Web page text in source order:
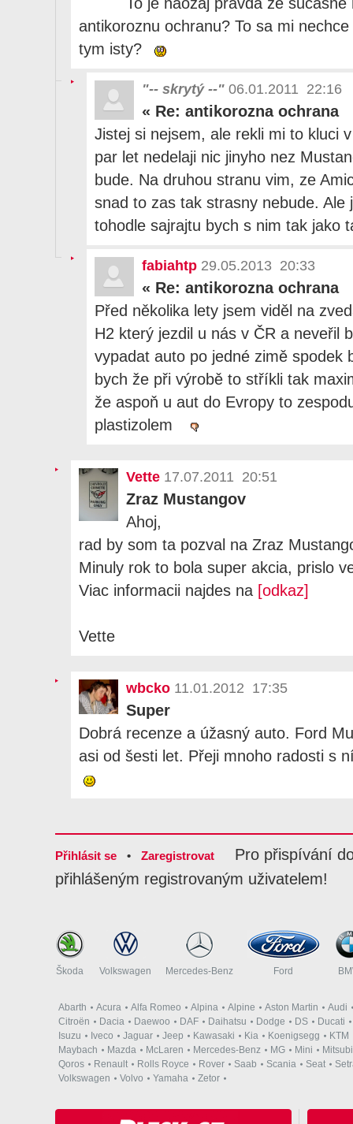
antikoroznu ochranu? To sa mi
tym isty?
"-- skrytý --" 06.01.2011 22:16
« Re: antikorozna ochrana
Jistej si nejsem, ale rekli mi to kluci
par let nedelaji nic jinyho nez
bude. Na druhou stranu vim, ze
snad to zas tak strasny nebude. Ale
tohodle sajrajtu bych s nim tak jako
fabiahtp 29.05.2013 20:33
« Re: antikorozna ochrana
Před několika lety jsem viděl na
H2 který jezdil u nás v ČR a neveřil
vypadat auto po jedné zimě spodek
bych že při výrobě to stříkli tak
že aspoň u aut do Evropy to
plastizolem
Vette 17.07.2011 20:51
Zraz Mustangov
Ahoj,
rad by som ta pozval na Zraz
Minuly rok to bola super akcia, prislo
Viac informacii najdes na [odkaz]
Vette
wbcko 11.01.2012 17:35
Super
Dobrá recenze a úžasný auto. Ford
asi od šesti let. Přeji mnoho radosti s
Přihlásit se • Zaregistrovat
Pro přispívání
přihlášeným registrovaným uživatelem!
Škoda Volkswagen Mercedes-Benz Ford
Abarth Acura Alfa Romeo Alpina Alpine Aston Martin
Audi
Citroën
Dacia Daewoo DAF Daihatsu Dodge DS
Ducati
Isuzu
Iveco Jaguar Jeep Kawasaki Kia Koenigsegg
KTM
Maybach
Mazda McLaren Mercedes-Benz MG Mini
Qoros
Renault Rolls Royce Rover Saab Scania Seat
Volkswagen
Volvo Yamaha Zetor